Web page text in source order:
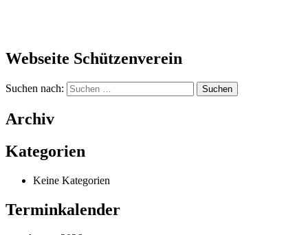
Webseite Schützenverein
Suchen nach:
Archiv
Kategorien
Keine Kategorien
Terminkalender